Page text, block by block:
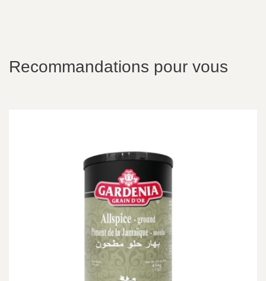
Recommandations pour vous